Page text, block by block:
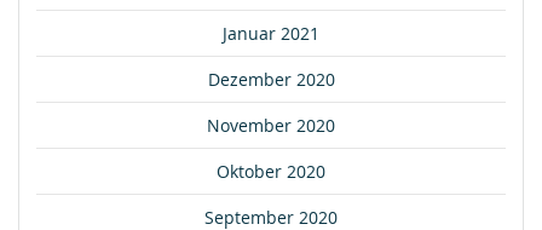
Januar 2021
Dezember 2020
November 2020
Oktober 2020
September 2020